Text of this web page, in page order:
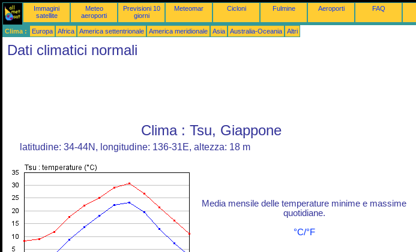
Immagini
satellite
Meteo
aeroporti
Previsioni 10
giorni
Meteomar Cicloni Fulmine Aeroporti FAQ
Clima : Europa Africa America settentrionale America meridionale Asia Australia-Oceania Altri
Dati climatici normali
Clima : Tsu, Giappone
latitudine: 34-44N, longitudine: 136-31E, altezza: 18 m
Media mensile delle temperature minime e massime
quotidiane.
°C/°F